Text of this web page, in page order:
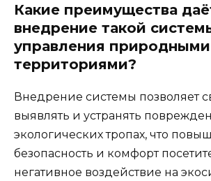
Какие преимущества
внедрение такой
управления природными
территориями?
Внедрение системы позволяет
выявлять и устранять
экологических тропах, что
безопасность и комфорт
негативное воздействие на